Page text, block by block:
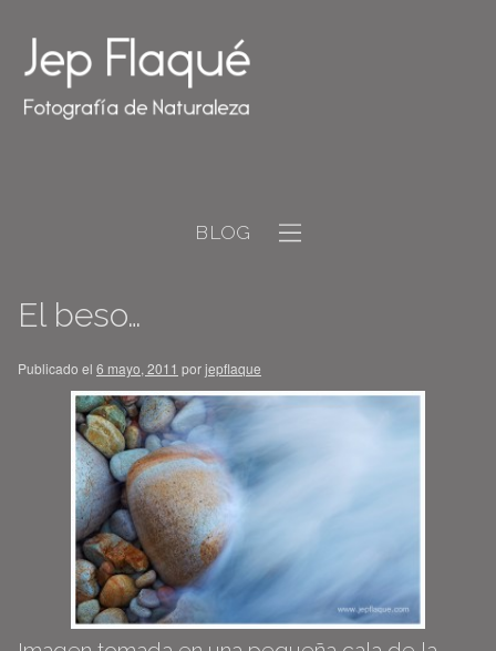
BLOG
El beso…
Publicado el 6 mayo, 2011 porjepflaque